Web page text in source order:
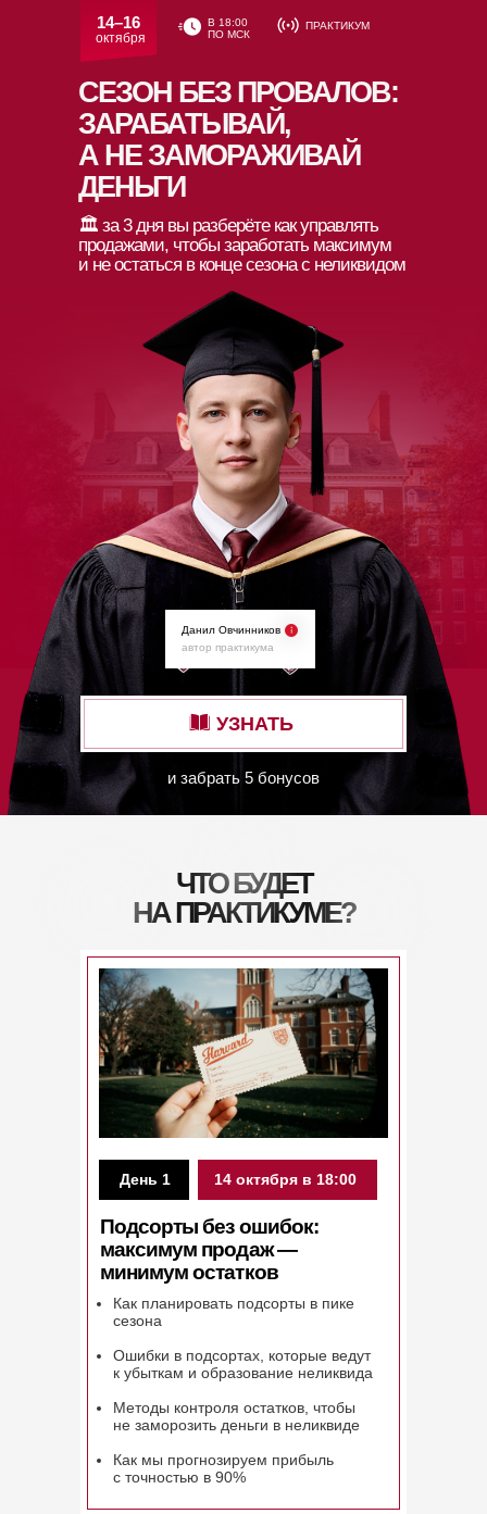
🏛 за 3 дня вы разберёте как управлять
продажами, чтобы заработать максимум
и не остаться в конце сезона с неликвидом
ПРАКТИКУМ
В 18:00
ПО МСК
14–16
октября
СЕЗОН БЕЗ ПРОВАЛОВ:
ЗАРАБАТЫВАЙ,
А НЕ ЗАМОРАЖИВАЙ
ДЕНЬГИ
и забрать 5 бонусов
автор практикума
Данил Овчинников
УЗНАТЬ
ЧТО БУДЕТ
НА ПРАКТИКУМЕ?
Подсорты без ошибок:
максимум продаж —
минимум остатков
Как планировать подсорты в пике
сезона
Ошибки в подсортах, которые ведут
к убыткам и образование неликвида
Методы контроля остатков, чтобы
не заморозить деньги в неликвиде
Как мы прогнозируем прибыль
с точностью в 90%
14 октября в 18:00
День 1